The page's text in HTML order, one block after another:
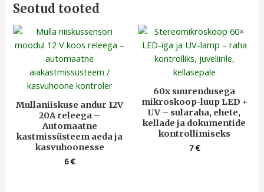
Seotud tooted
Mullaniiskuse andur 12V
20A releega –
Automaatne
kastmissüsteem aeda ja
kasvuhoonesse
6€
60x suurendusega
mikroskoop-luup LED +
UV – sularaha, ehete,
kellade ja dokumentide
kontrollimiseks
7€